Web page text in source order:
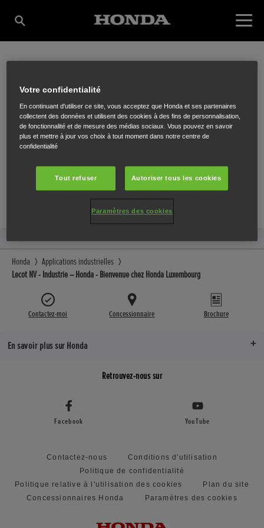
LECOT NV
Deinzestraat 65,Oudenaarde,9700
Honda
Applications industrielles
Lecot NV - Industrie – Honda - Bienvenue chez Honda Luxembourg
Contactez-moi Concessionnaire Brochure
En savoir plus sur Honda
Retrouvez-nous sur
Facebook YouTube
Contactez-nous
Conditions d'utilisation
Politique de confidentialité
Politique relative à l'utilisation des cookies
Plan du site
Concessionnaires Honda
Paramètres des cookies
Votre confidentialité
En continuant d'utiliser ce site, vous acceptez que Honda et ses partenaires
collectent des données et utilisent des cookies à des fins de personnalisation,
de fonctionnalité et de mesure des médias sociaux. Vous pouvez en savoir
plus et mettre à jour vos choix à tout moment dans notre centre de
confidentialité
Tout refuser Autoriser tous les cookies
Paramètres des cookies